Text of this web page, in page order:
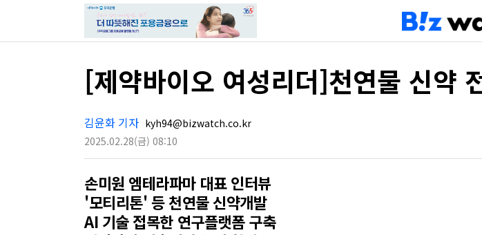
[제약바이오 여성리더]천연물 신약
김윤화 기자 kyh94@bizwatch.co.kr
2025.02.28(금) 08:10
손미원 엠테라파마 대표 인터뷰
'모티리톤' 등 천연물 신약개발
AI 기술 접목한 연구플랫폼 구축